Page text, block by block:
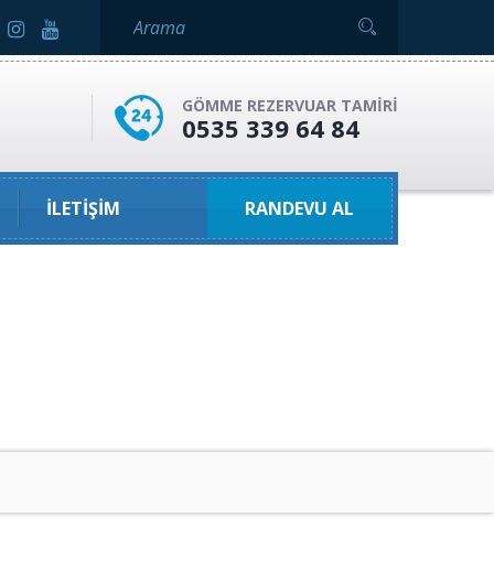
GÖMME REZERVUAR TAMIRI
0535 339 64 84
İLETIŞIM RANDEVU AL